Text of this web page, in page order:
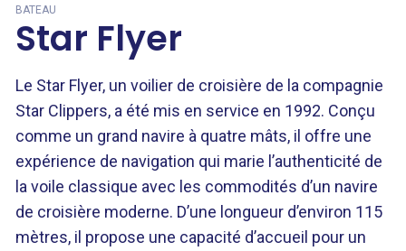
BATEAU
Star Flyer
Le Star Flyer, un voilier de croisière de la compagnie
Star Clippers, a été mis en service en 1992. Conçu
comme un grand navire à quatre mâts, il offre une
expérience de navigation qui marie l’authenticité de
la voile classique avec les commodités d’un navire
de croisière moderne. D’une longueur d’environ 115
mètres, il propose une capacité d’accueil pour un